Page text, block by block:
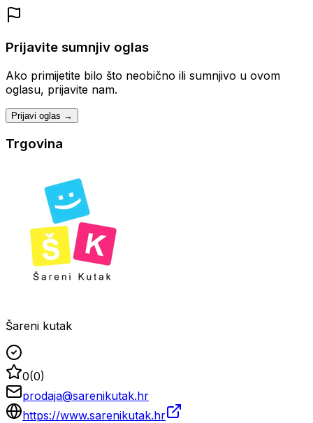
Prijavite sumnjiv oglas
Ako primijetite bilo što neobično ili sumnjivo u ovom
oglasu, prijavite nam.
Prijavi oglas →
Trgovina
Šareni kutak
0(0)
prodaja@sarenikutak.hr
https://www.sarenikutak.hr